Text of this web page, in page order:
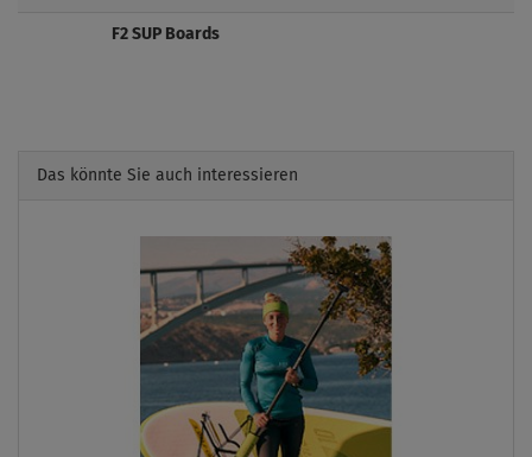
F2 SUP Boards
Das könnte Sie auch interessieren